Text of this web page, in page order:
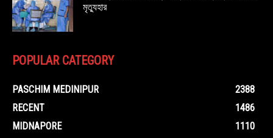
মৃত্যুহার
POPULAR CATEGORY
PASCHIM MEDINIPUR
2388
RECENT
1486
MIDNAPORE
1110